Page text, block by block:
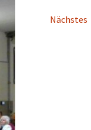
Nächstes